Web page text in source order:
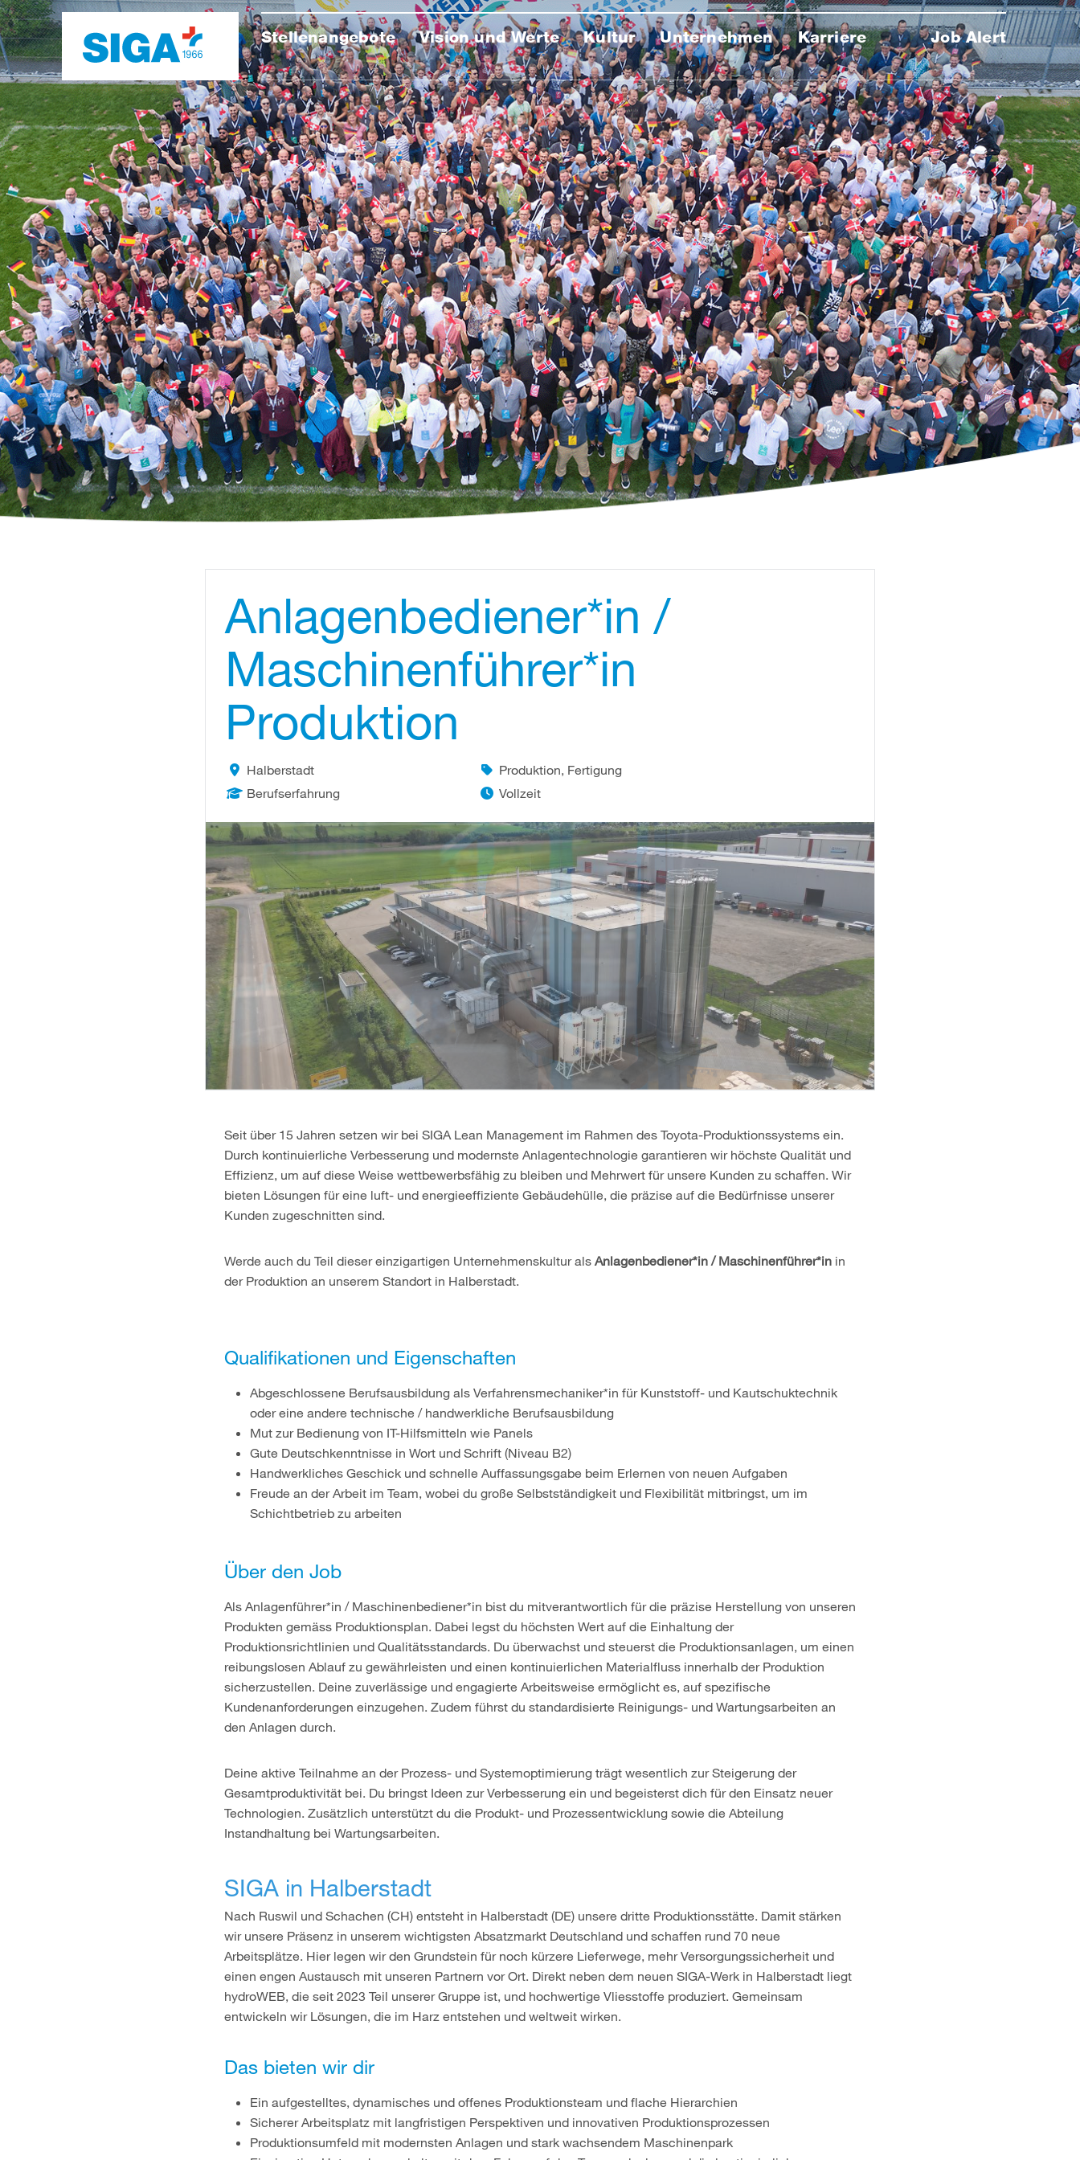
Stellenangebote Vision und Werte Kultur Unternehmen Karriere Job Alert
Anlagenbediener*in /
Maschinenführer*in
Produktion
Halberstadt
Berufserfahrung
Produktion, Fertigung
Vollzeit
Seit über 15 Jahren setzen wir bei SIGA Lean Management im Rahmen des Toyota-Produktionssystems ein.
Durch kontinuierliche Verbesserung und modernste Anlagentechnologie garantieren wir höchste Qualität und
Effizienz, um auf diese Weise wettbewerbsfähig zu bleiben und Mehrwert für unsere Kunden zu schaffen. Wir
bieten Lösungen für eine luft- und energieeffiziente Gebäudehülle, die präzise auf die Bedürfnisse unserer
Kunden zugeschnitten sind.
Werde auch du Teil dieser einzigartigen Unternehmenskultur als Anlagenbediener*in / Maschinenführer*in in
der Produktion an unserem Standort in Halberstadt.
Qualifikationen und Eigenschaften
Abgeschlossene Berufsausbildung als Verfahrensmechaniker*in für Kunststoff- und Kautschuktechnik
oder eine andere technische / handwerkliche Berufsausbildung
Mut zur Bedienung von IT-Hilfsmitteln wie Panels
Gute Deutschkenntnisse in Wort und Schrift (Niveau B2)
Handwerkliches Geschick und schnelle Auffassungsgabe beim Erlernen von neuen Aufgaben
Freude an der Arbeit im Team, wobei du große Selbstständigkeit und Flexibilität mitbringst, um im
Schichtbetrieb zu arbeiten
Über den Job
Als Anlagenführer*in / Maschinenbediener*in bist du mitverantwortlich für die präzise Herstellung von unseren
Produkten gemäss Produktionsplan. Dabei legst du höchsten Wert auf die Einhaltung der
Produktionsrichtlinien und Qualitätsstandards. Du überwachst und steuerst die Produktionsanlagen, um einen
reibungslosen Ablauf zu gewährleisten und einen kontinuierlichen Materialfluss innerhalb der Produktion
sicherzustellen. Deine zuverlässige und engagierte Arbeitsweise ermöglicht es, auf spezifische
Kundenanforderungen einzugehen. Zudem führst du standardisierte Reinigungs- und Wartungsarbeiten an
den Anlagen durch.
Deine aktive Teilnahme an der Prozess- und Systemoptimierung trägt wesentlich zur Steigerung der
Gesamtproduktivität bei. Du bringst Ideen zur Verbesserung ein und begeisterst dich für den Einsatz neuer
Technologien. Zusätzlich unterstützt du die Produkt- und Prozessentwicklung sowie die Abteilung
Instandhaltung bei Wartungsarbeiten.
SIGA in Halberstadt
Nach Ruswil und Schachen (CH) entsteht in Halberstadt (DE) unsere dritte Produktionsstätte. Damit stärken
wir unsere Präsenz in unserem wichtigsten Absatzmarkt Deutschland und schaffen rund 70 neue
Arbeitsplätze. Hier legen wir den Grundstein für noch kürzere Lieferwege, mehr Versorgungssicherheit und
einen engen Austausch mit unseren Partnern vor Ort. Direkt neben dem neuen SIGA-Werk in Halberstadt liegt
hydroWEB, die seit 2023 Teil unserer Gruppe ist, und hochwertige Vliesstoffe produziert. Gemeinsam
entwickeln wir Lösungen, die im Harz entstehen und weltweit wirken.
Das bieten wir dir
Ein aufgestelltes, dynamisches und offenes Produktionsteam und flache Hierarchien
Sicherer Arbeitsplatz mit langfristigen Perspektiven und innovativen Produktionsprozessen
Produktionsumfeld mit modernsten Anlagen und stark wachsendem Maschinenpark